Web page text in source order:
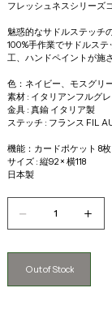
フレッシュネスシリーズ
魅惑的なサドルステッチ
100%手作業でサドルス
工、ハンドペイントが施
色：ネイビー、モスグリ
素材 : イタリアンフルグ
金具 : 真鍮 イタリア製
ステッチ : フランス FIL
機能：カードポケット 8
サイズ : 縦92 × 横118
日本製
Out of Stock